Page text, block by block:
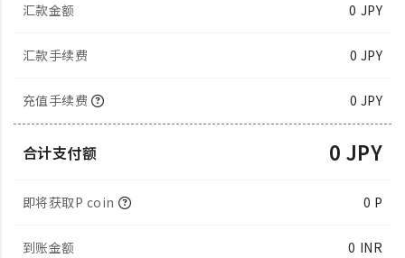
汇款金额 0 JPY
汇款手续费 0 JPY
充值手续费 0 JPY
合计支付额 0 JPY
即将获取P coin 0 P
到账金额 0 INR